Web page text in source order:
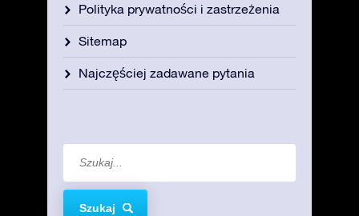
Polityka prywatności i zastrzeżenia
Sitemap
Najczęściej zadawane pytania
Szukaj